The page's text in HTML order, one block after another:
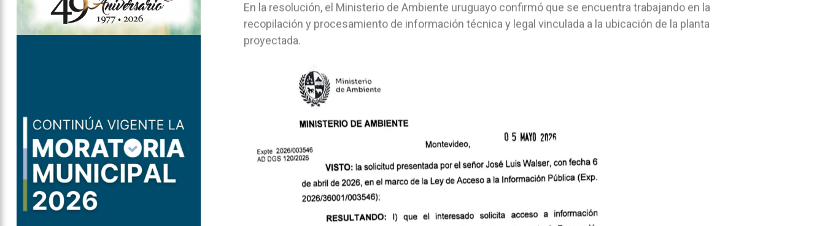
En la resolución, el Ministerio de Ambiente uruguayo confirmó que se encuentra trabajando en la
recopilación y procesamiento de información técnica y legal vinculada a la ubicación de la planta
proyectada.